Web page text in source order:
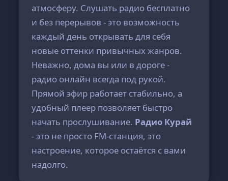
атмосферу. Слушать радио бесплатно
и без перерывов - это возможность
каждый день открывать для себя
новые оттенки привычных жанров.
Неважно, дома вы или в дороге -
радио онлайн всегда под рукой.
Прямой эфир работает стабильно, а
удобный плеер позволяет быстро
начать прослушивание. Радио Курай
- это не просто FM-станция, это
настроение, которое остаётся с вами
надолго.